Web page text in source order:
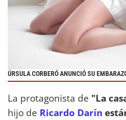
ÚRSULA CORBERÓ ANUNCIÓ SU
La protagonista de "La
hijo de Ricardo Darín